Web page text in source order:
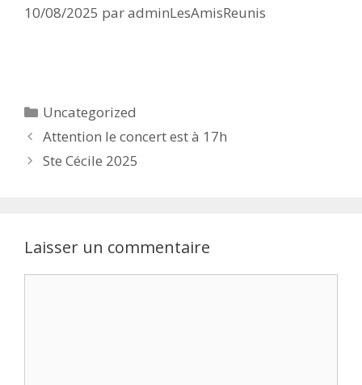
10/08/2025 paradminLesAmisReunis
Catégories
Uncategorized
Navigation
des
Attention le concert est à 17h
Ste Cécile 2025
Laisser un commentaire